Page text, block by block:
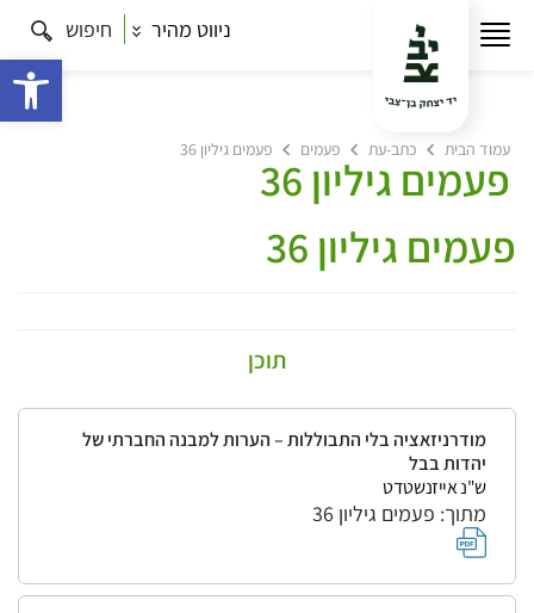
ניווט מהיר חיפוש
עמוד הבית כתב-עת פעמים פעמים גיליון 36
פעמים גיליון 36
פעמים גיליון 36
תוכן
מודרניזאציה בלי התבוללות – הערות למבנה החברתי של
יהדות בבל
ש"נ אייזנשטדט
מתוך: פעמים גיליון 36